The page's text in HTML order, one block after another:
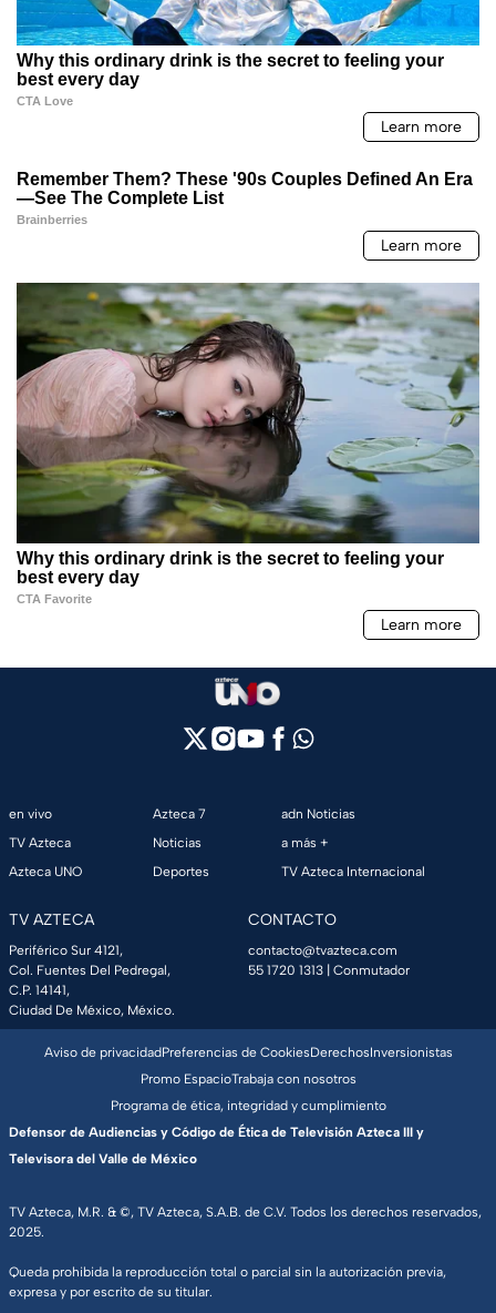
en vivo
TV Azteca
Azteca UNO
Azteca 7
Noticias
Deportes
adn Noticias
a más +
TV Azteca Internacional
TV AZTECA
Periférico Sur 4121,
Col. Fuentes Del Pedregal,
C.P. 14141,
Ciudad De México, México.
CONTACTO
contacto@tvazteca.com
55 1720 1313 | Conmutador
TV Azteca, M.R. & ©, TV Azteca, S.A.B. de C.V. Todos los derechos reservados,
2025.
Queda prohibida la reproducción total o parcial sin la autorización previa,
expresa y por escrito de su titular.
Aviso de privacidadPreferencias de CookiesDerechosInversionistas
Promo EspacioTrabaja con nosotros
Programa de ética, integridad y cumplimiento
Defensor de Audiencias y Código de Ética de Televisión Azteca III y
Televisora del Valle de México